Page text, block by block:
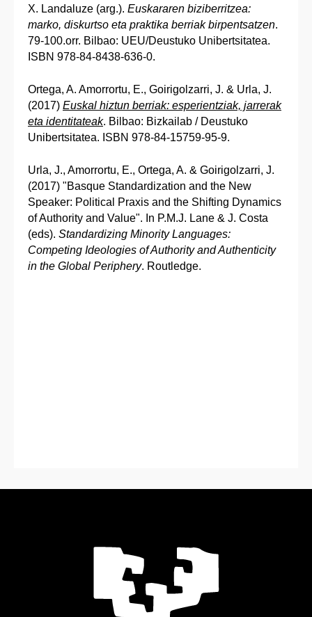
X. Landaluze (arg.). Euskararen biziberritzea:
marko, diskurtso eta praktika berriak birpentsatzen.
79-100.orr. Bilbao: UEU/Deustuko Unibertsitatea.
ISBN 978-84-8438-636-0.
Ortega, A. Amorrortu, E., Goirigolzarri, J. & Urla, J.
(2017) Euskal hiztun berriak: esperientziak, jarrerak
eta identitateak. Bilbao: Bizkailab / Deustuko
Unibertsitatea. ISBN 978-84-15759-95-9.
Urla, J., Amorrortu, E., Ortega, A. & Goirigolzarri, J.
(2017) "Basque Standardization and the New
Speaker: Political Praxis and the Shifting Dynamics
of Authority and Value". In P.M.J. Lane & J. Costa
(eds). Standardizing Minority Languages:
Competing Ideologies of Authority and Authenticity
in the Global Periphery. Routledge.